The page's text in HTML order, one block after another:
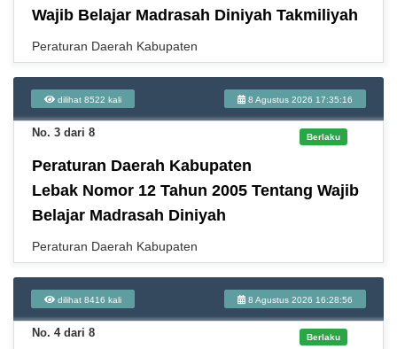
Wajib Belajar Madrasah Diniyah Takmiliyah
Peraturan Daerah Kabupaten
dilihat 8522 kali 8 Agustus 2026 17:35:16
No. 3 dari 8 Berlaku
Peraturan Daerah Kabupaten
Lebak Nomor 12 Tahun 2005 Tentang Wajib
Belajar Madrasah Diniyah
Peraturan Daerah Kabupaten
dilihat 8416 kali 8 Agustus 2026 16:28:56
No. 4 dari 8 Berlaku